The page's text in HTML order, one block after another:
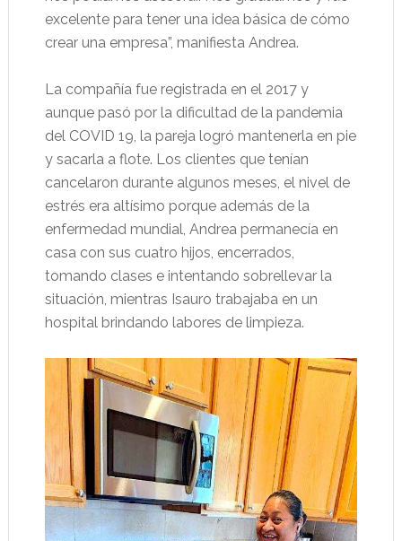
excelente para tener una idea básica de cómo
crear una empresa”, manifiesta Andrea.
La compañía fue registrada en el 2017 y
aunque pasó por la dificultad de la pandemia
del COVID 19, la pareja logró mantenerla en pie
y sacarla a flote. Los clientes que tenían
cancelaron durante algunos meses, el nivel de
estrés era altísimo porque además de la
enfermedad mundial, Andrea permanecía en
casa con sus cuatro hijos, encerrados,
tomando clases e intentando sobrellevar la
situación, mientras Isauro trabajaba en un
hospital brindando labores de limpieza.